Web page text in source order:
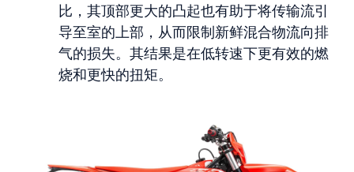
比，其顶部更大的凸起也有助于将传输流引
导至室的上部，从而限制新鲜混合物流向排
气的损失。其结果是在低转速下更有效的燃
烧和更快的扭矩。